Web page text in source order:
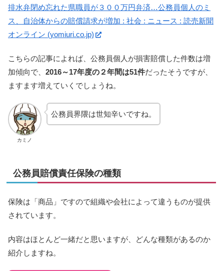
排水弁閉め忘れた県職員が３００万円弁済…公務員個人のミ
ス、自治体からの賠償請求が増加 : 社会 : ニュース : 読売新聞
オンライン (yomiuri.co.jp)
こちらの記事によれば、公務員個人が損害賠償した件数は増
加傾向で、 2016～17年度の２年間は51件だったそうですが、
ますます増えていくでしょうね。
カミノ
公務員界隈は世知辛いですね。
公務員賠償責任保険の種類
保険は「商品」ですので組織や会社によって違うものが提供
されています。
内容はほとんど一緒だと思いますが、どんな種類があるのか
紹介しますね。